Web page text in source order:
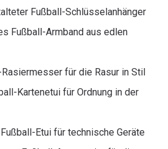
Fußball-Schlüsselanhänger
Fußball-Armband aus edlen
für die Rasur in Stil
Kartenetui für Ordnung in der
Etui für technische Geräte